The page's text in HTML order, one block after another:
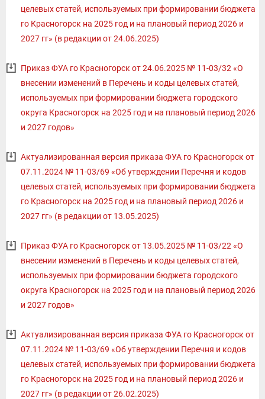
целевых статей, используемых при формировании бюджета
го Красногорск на 2025 год и на плановый период 2026 и
2027 гг» (в редакции от 24.06.2025)
Приказ ФУА го Красногорск от 24.06.2025 № 11-03/32 «О
внесении изменений в Перечень и коды целевых статей,
используемых при формировании бюджета городского
округа Красногорск на 2025 год и на плановый период 2026
и 2027 годов»
Актуализированная версия приказа ФУА го Красногорск от
07.11.2024 № 11-03/69 «Об утверждении Перечня и кодов
целевых статей, используемых при формировании бюджета
го Красногорск на 2025 год и на плановый период 2026 и
2027 гг» (в редакции от 13.05.2025)
Приказ ФУА го Красногорск от 13.05.2025 № 11-03/22 «О
внесении изменений в Перечень и коды целевых статей,
используемых при формировании бюджета городского
округа Красногорск на 2025 год и на плановый период 2026
и 2027 годов»
Актуализированная версия приказа ФУА го Красногорск от
07.11.2024 № 11-03/69 «Об утверждении Перечня и кодов
целевых статей, используемых при формировании бюджета
го Красногорск на 2025 год и на плановый период 2026 и
2027 гг» (в редакции от 26.02.2025)